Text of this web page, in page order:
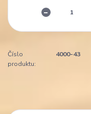
Číslo
produktu:
4000-43